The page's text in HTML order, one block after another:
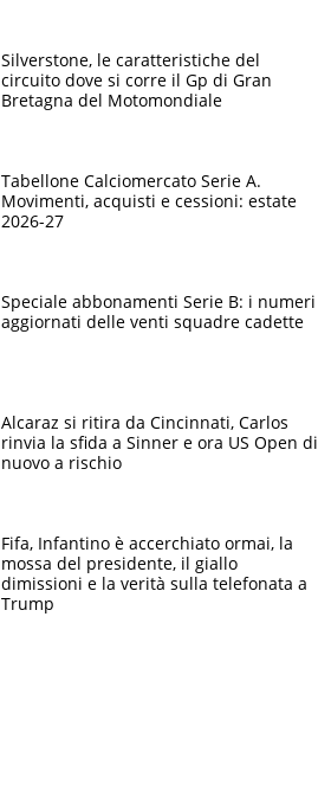
Silverstone, le caratteristiche del
circuito dove si corre il Gp di Gran
Bretagna del Motomondiale
Tabellone Calciomercato Serie A.
Movimenti, acquisti e cessioni: estate
2026-27
Speciale abbonamenti Serie B: i numeri
aggiornati delle venti squadre cadette
Alcaraz si ritira da Cincinnati, Carlos
rinvia la sfida a Sinner e ora US Open di
nuovo a rischio
Fifa, Infantino è accerchiato ormai, la
mossa del presidente, il giallo
dimissioni e la verità sulla telefonata a
Trump